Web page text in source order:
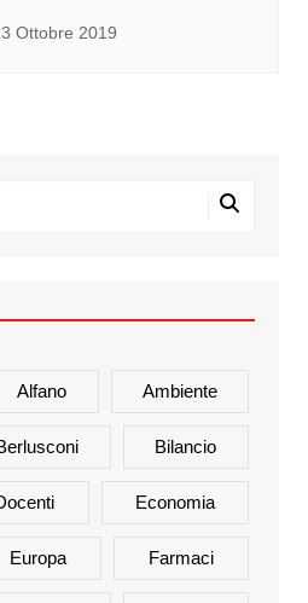
Ottobre 2019
Alfano Ambiente
Bilancio
Economia
Europa Farmaci